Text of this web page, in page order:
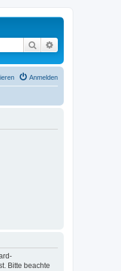
Suche
Anmelden
Bitte beachte